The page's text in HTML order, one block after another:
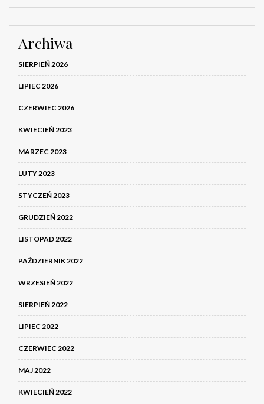
Archiwa
SIERPIEŃ 2026
LIPIEC 2026
CZERWIEC 2026
KWIECIEŃ 2023
MARZEC 2023
LUTY 2023
STYCZEŃ 2023
GRUDZIEŃ 2022
LISTOPAD 2022
PAŹDZIERNIK 2022
WRZESIEŃ 2022
SIERPIEŃ 2022
LIPIEC 2022
CZERWIEC 2022
MAJ 2022
KWIECIEŃ 2022